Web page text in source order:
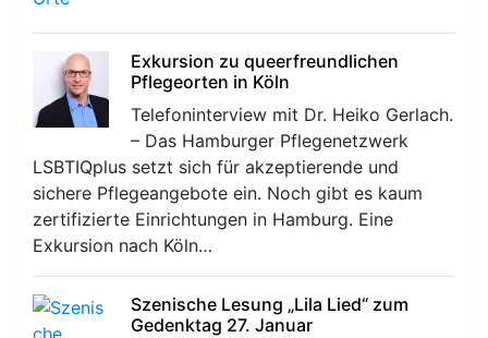
Exkursion zu queerfreundlichen
Pflegeorten in Köln
Telefoninterview mit Dr. Heiko Gerlach.
– Das Hamburger Pflegenetzwerk
LSBTIQplus setzt sich für akzeptierende und
sichere Pflegeangebote ein. Noch gibt es kaum
zertifizierte Einrichtungen in Hamburg. Eine
Exkursion nach Köln…
Szenische Lesung „Lila Lied“ zum
Gedenktag 27. Januar